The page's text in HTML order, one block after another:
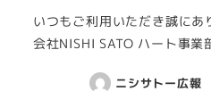
いつもご利用いただき誠に
会社NISHI SATO ハート事
ニシサトー広報